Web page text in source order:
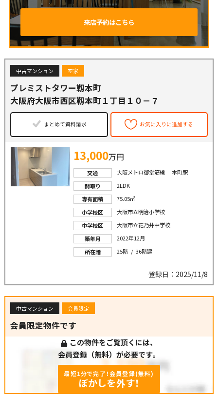
来店予約はこちら
中古マンション 空家
プレミストタワー靱本町
大阪府大阪市西区靱本町１丁目１０－７
まとめて資料請求 お気に入りに追加する
13,000万円
交通
大阪メトロ御堂筋線 本町駅
間取り
2LDK
専有面積
75.05㎡
小学校区
大阪市立明治小学校
中学校区
大阪市立花乃井中学校
築年月
2022年12月
所在階
25階 / 36階建
登録日：2025/11/8
中古マンション 会員限定
会員限定物件です
この物件をご覧頂くには、
会員登録（無料）が必要です。
最短1分で完了！会員登録(無料)
ぼかしを外す！